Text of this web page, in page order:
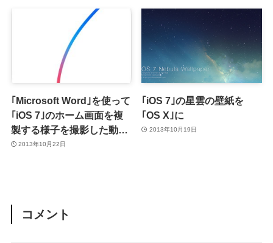
｢Microsoft Word｣を使って
｢iOS 7｣のホーム画面を複
製する様子を撮影した動画
が凄い!!
2013年10月22日
｢iOS 7｣の星雲の壁紙を
｢OS X｣に
2013年10月19日
コメント